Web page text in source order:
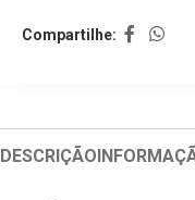
Compartilhe:
DESCRIÇÃO